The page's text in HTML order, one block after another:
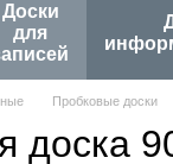
Доски
для
Пробковые доски
доска